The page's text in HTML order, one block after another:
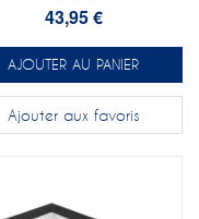
43,95 €
AJOUTER AU PANIER
Ajouter aux favoris